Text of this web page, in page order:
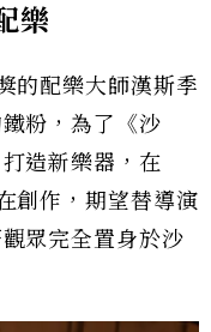
樂
的配樂大師漢斯季
粉，為了《沙
造新樂器，在
創作，期望替導演
眾完全置身於沙